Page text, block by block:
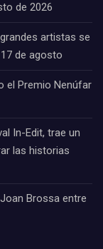
de 2026
artistas se
de agosto
el Premio Nenúfar
In-Edit, trae un
las historias
Brossa entre